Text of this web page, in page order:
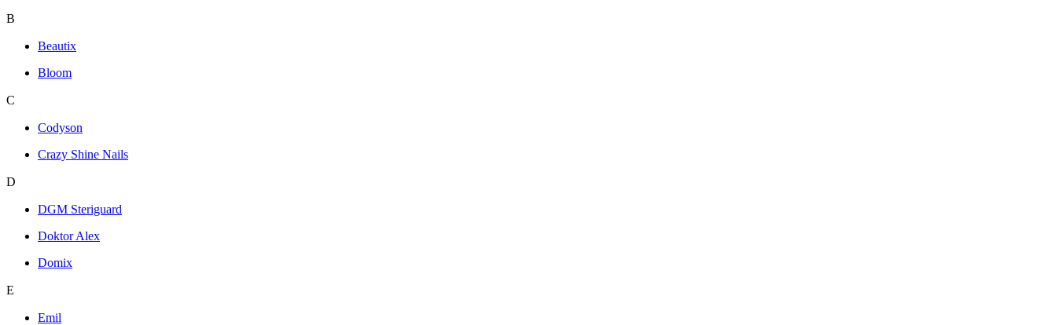
B
Beautix
Bloom
C
Codyson
Crazy Shine Nails
D
DGM Steriguard
Doktor Alex
Domix
E
Emil